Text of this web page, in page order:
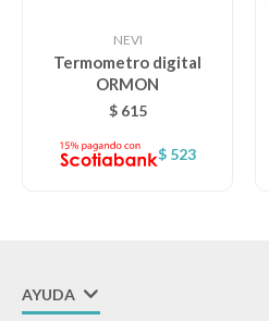
NEVI
Termometro digital
ORMON
$ 615
$ 523
AYUDA